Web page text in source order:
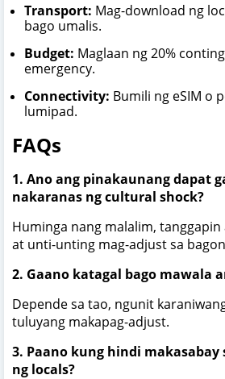
Transport: Mag-download ng
bago umalis.
Budget: Maglaan ng 20%
emergency.
Connectivity: Bumili ng eSIM o
lumipad.
FAQs
1. Ano ang pinakaunang dapat
nakaranas ng cultural shock?
Huminga nang malalim,
at unti-unting mag-adjust sa
2. Gaano katagal bago mawala
Depende sa tao, ngunit
tuluyang makapag-adjust.
3. Paano kung hindi makasabay
ng locals?